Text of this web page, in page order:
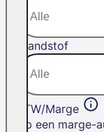
Brandstof
BTW/Marge
Op een